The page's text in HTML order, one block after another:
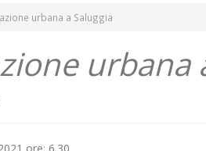
urbana a Saluggia
urbana